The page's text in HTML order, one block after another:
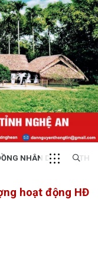
NHÂN DÂN
hoạt động